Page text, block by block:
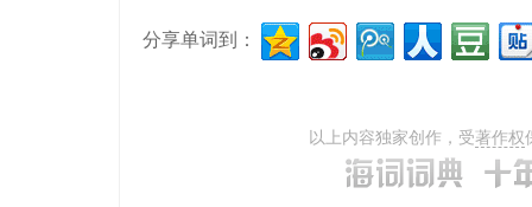
分享单词到：
以上内容独家创作，受著作权